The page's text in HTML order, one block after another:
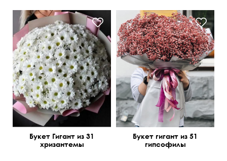
Букет Гигант из 31
хризантемы
Букет гигант из 51
гипсофилы